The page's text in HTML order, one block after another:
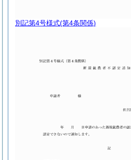
別記第4号様式(第4条関係)